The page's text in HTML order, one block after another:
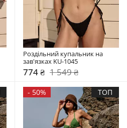
Роздільний купальник на
зав'язках KU-1045
774 ₴ 1 549 ₴
- 50% ТОП